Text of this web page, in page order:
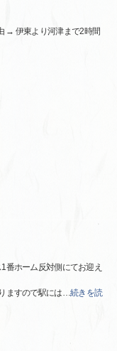
→ 伊東より河津まで2時間
番ホーム反対側にてお迎え
ますので駅には…続きを読